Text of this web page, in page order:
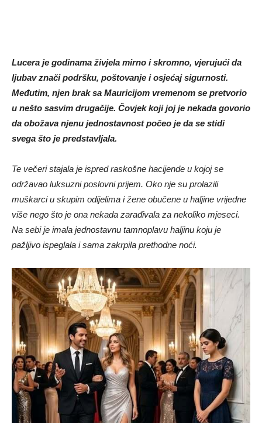
Lucera je godinama živjela mirno i skromno, vjerujući da
ljubav znači podršku, poštovanje i osjećaj sigurnosti.
Međutim, njen brak sa Mauricijom vremenom se pretvorio
u nešto sasvim drugačije. Čovjek koji joj je nekada govorio
da obožava njenu jednostavnost počeo je da se stidi
svega što je predstavljala.
Te večeri stajala je ispred raskošne hacijende u kojoj se
održavao luksuzni poslovni prijem. Oko nje su prolazili
muškarci u skupim odijelima i žene obučene u haljine vrijedne
više nego što je ona nekada zarađivala za nekoliko mjeseci.
Na sebi je imala jednostavnu tamnoplavu haljinu koju je
pažljivo ispeglala i sama zakrpila prethodne noći.